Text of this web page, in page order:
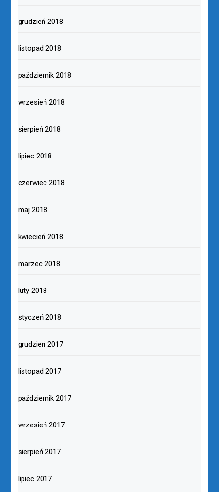
grudzień 2018
listopad 2018
październik 2018
wrzesień 2018
sierpień 2018
lipiec 2018
czerwiec 2018
maj 2018
kwiecień 2018
marzec 2018
luty 2018
styczeń 2018
grudzień 2017
listopad 2017
październik 2017
wrzesień 2017
sierpień 2017
lipiec 2017